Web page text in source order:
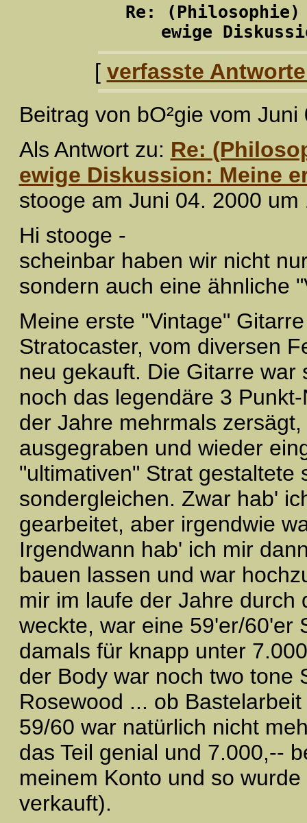
Re:
ewige
[ verfasste
Beitrag von bO²gie vom
Als Antwort zu: Re:
ewige Diskussion: Meine
stooge am Juni 04. 2000 um
Hi stooge -
scheinbar haben wir nicht
sondern auch eine ähnliche
Meine erste "Vintage"
Stratocaster, vom diversen
neu gekauft. Die Gitarre
noch das legendäre 3
der Jahre mehrmals
ausgegraben und wieder
"ultimativen" Strat gestaltete
sondergleichen. Zwar hab'
gearbeitet, aber irgendwie
Irgendwann hab' ich mir
bauen lassen und war
mir im laufe der Jahre durch
weckte, war eine 59'er/60'er
damals für knapp unter
der Body war noch two tone
Rosewood ... ob
59/60 war natürlich nicht
das Teil genial und 7.000,--
meinem Konto und so
verkauft).